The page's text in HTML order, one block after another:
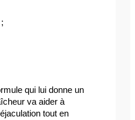
qui lui donne un
va aider à
tout en